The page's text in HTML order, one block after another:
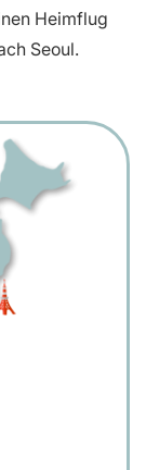
Heimflug
Seoul.